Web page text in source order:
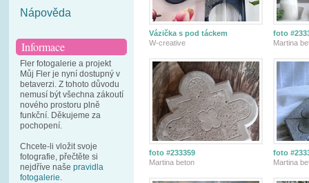
Nápověda
Informace
Fler fotogalerie a projekt
Můj Fler je nyní dostupný v
betaverzi. Z tohoto důvodu
nemusí být všechna zákoutí
nového prostoru plně
funkční. Děkujeme za
pochopení.
Chcete-li vložit svoje
fotografie, přečtěte si
nejdříve naše pravidla
fotogalerie.
Vázička s pod táckem
W-creative
foto
Martina
foto #233359
Martina beton
foto
Martina